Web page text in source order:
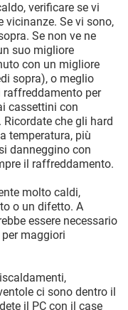
verificare se vi
vicinanze. Se vi sono,
Se non ve ne
suo migliore
con un migliore
sopra), o meglio
per
cassettini con
che gli hard
temperatura, più
danneggino con
il raffreddamento.
molto caldi,
o un difetto. A
essere necessario
maggiori
ci sono dentro il
il PC con il case